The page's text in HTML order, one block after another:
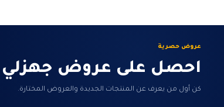
عروض حصرية
احصل على عروض جهزلي
كن أول من يعرف عن المنتجات الجديدة والعروض المختارة.